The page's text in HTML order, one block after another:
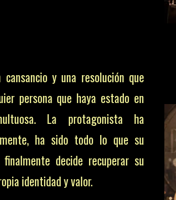
y una resolución que
persona que haya estado en
La protagonista ha
ha sido todo lo que su
decide recuperar su
identidad y valor.